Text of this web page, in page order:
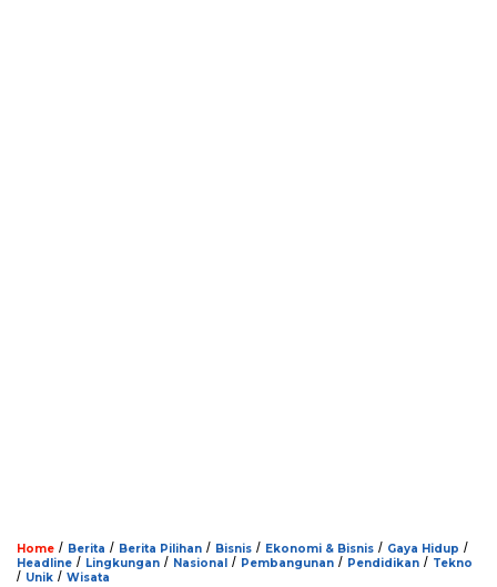
Home / Berita / Berita Pilihan / Bisnis / Ekonomi & Bisnis / Gaya Hidup /
Headline / Lingkungan / Nasional / Pembangunan / Pendidikan / Tekno
/ Unik / Wisata